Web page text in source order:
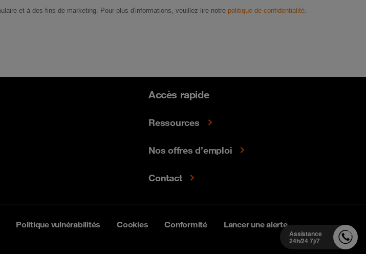
Accès rapide
Ressources
Nos offres d’emploi
Contact
Politique vulnérabilités Cookies Conformité
Lancer une alerte
Assistance
24h/24 7j/7